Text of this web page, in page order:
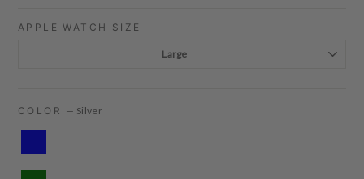
APPLE WATCH SIZE
COLOR — Silver